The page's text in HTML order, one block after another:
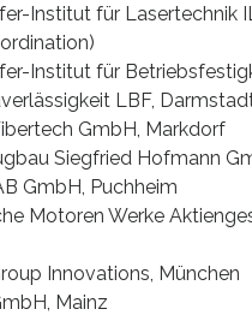
Institut für Lasertechnik
Institut für
LBF,
GmbH, Markdorf
Siegfried Hofmann
GmbH, Puchheim
Motoren Werke
Innovations, München
Mainz